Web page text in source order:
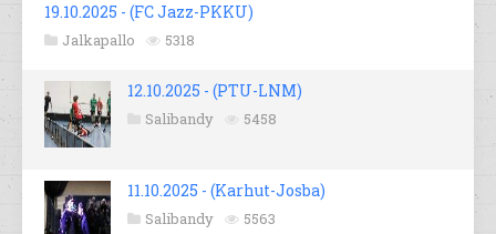
19.10.2025 - (FC Jazz-PKKU)
Jalkapallo 5318
12.10.2025 - (PTU-LNM)
Salibandy 5458
11.10.2025 - (Karhut-Josba)
Salibandy 5563